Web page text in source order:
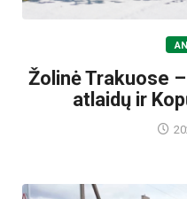
Žolinė Trakuose
atlaidų ir